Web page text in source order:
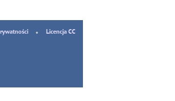
Licencja CC